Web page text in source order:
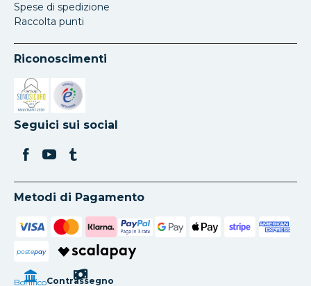
Spese di spedizione
Raccolta punti
Riconoscimenti
Si apre in una nuova scheda
Si apre in una nuova scheda
Seguici sui social
Metodi di Pagamento
postepay
BonificoContrassegno